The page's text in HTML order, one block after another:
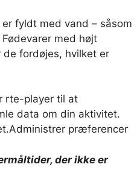
fyldt med vand – såsom
med højt
de fordøjes, hvilket er
rte-player til at
data om din aktivitet.
Administrer præferencer
der ikke er